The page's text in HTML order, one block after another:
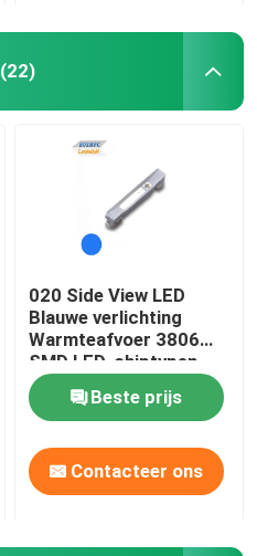
(22)
020 Side View LED
Blauwe verlichting
Warmteafvoer 3806
SMD LED-chiptypen
Beste prijs
Contacteer ons